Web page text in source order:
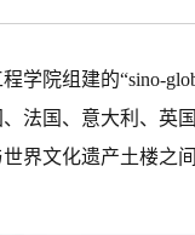
学院组建的“sino-
法国、意大利、英
界文化遗产土楼之